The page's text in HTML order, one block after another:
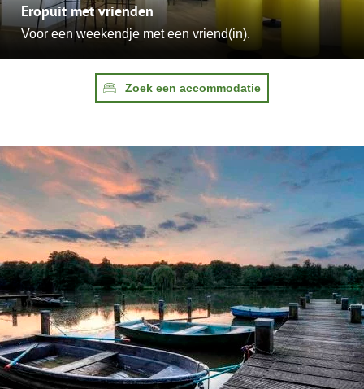
Eropuit met vrienden
Voor een weekendje met een vriend(in).
Zoek een accommodatie